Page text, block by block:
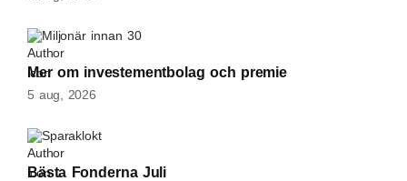
Miljonär innan 30
Mer om investementbolag och premie
5 aug, 2026
Sparaklokt
Bästa Fonderna Juli